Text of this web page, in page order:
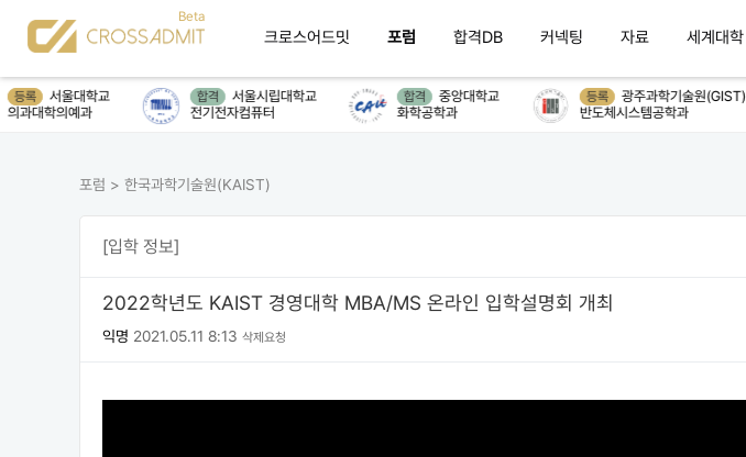
크로스어드밋 포럼 합격DB 커넥팅 자료 세계대학
등록
서울대학교
과대학의예과
합격
서울시립대학교
전기전자컴퓨터
합격
중앙대학교
화학공학과
등록
광주과학기술원(GIST)
반도체시스템공학과
포럼 > 한국과학기술원(KAIST)
[입학 정보]
2022학년도 KAIST 경영대학 MBA/MS 온라인 입학설명회 개최
익명 2021.05.11 8:13 삭제요청